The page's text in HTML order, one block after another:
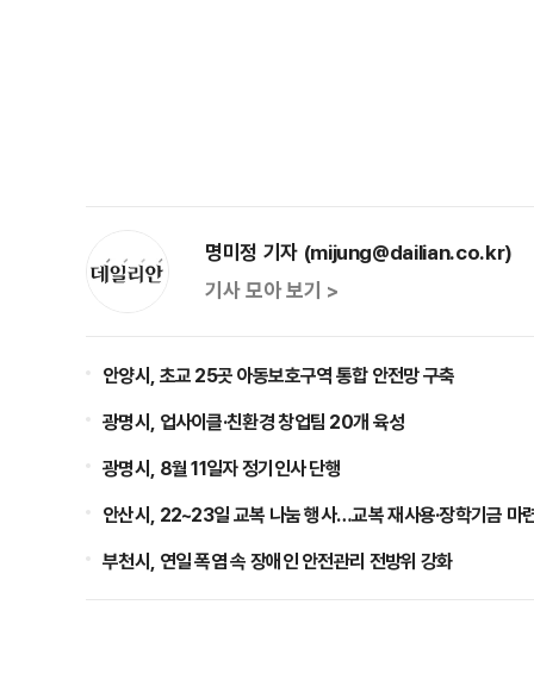
명미정 기자 (mijung@dailian.co.kr)
기사 모아 보기 >
안양시, 초교 25곳 아동보호구역 통합 안전망 구축
광명시, 업사이클·친환경 창업팀 20개 육성
광명시, 8월 11일자 정기인사 단행
안산시, 22~23일 교복 나눔 행사…교복 재사용·장학기금 마
부천시, 연일 폭염 속 장애인 안전관리 전방위 강화